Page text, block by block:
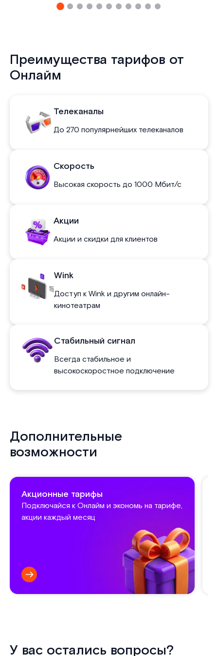
Преимущества тарифов от
Онлайм
Телеканалы
До 270 популярнейших телеканалов
Скорость
Высокая скорость до 1000 Мбит/с
Акции
Акции и скидки для клиентов
Wink
Доступ к Wink и другим онлайн-
кинотеатрам
Стабильный сигнал
Всегда стабильное и
высокоскоростное подключение
Дополнительные
возможности
Акционные тарифы
Подключайся к Онлайм и экономь на тарифе,
акции каждый месяц
У вас остались вопросы?